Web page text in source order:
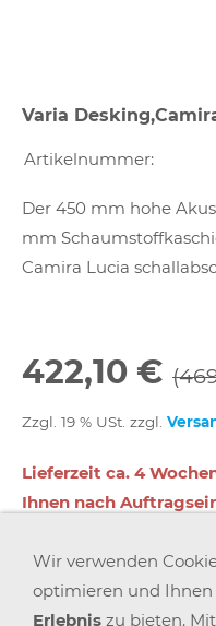
Varia
Artikelnummer:
Der 450 mm hohe
mm
Camira Lucia
422,10 €
Zzgl. 19 % USt. zzgl.
Lieferzeit ca. 4
Ihnen nach
Wir verwenden
optimieren und Ihnen
Erlebnis zu bieten.